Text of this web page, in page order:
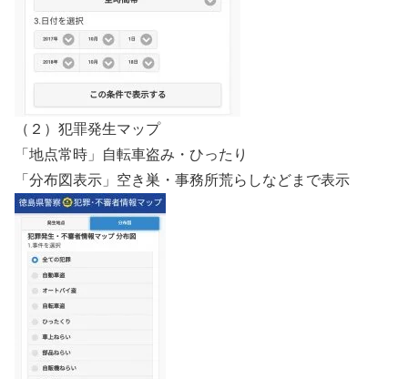
（２）犯罪発生マップ
「地点常時」自転車盗み・ひったり
「分布図表示」空き巣・事務所荒らしなどまで表示